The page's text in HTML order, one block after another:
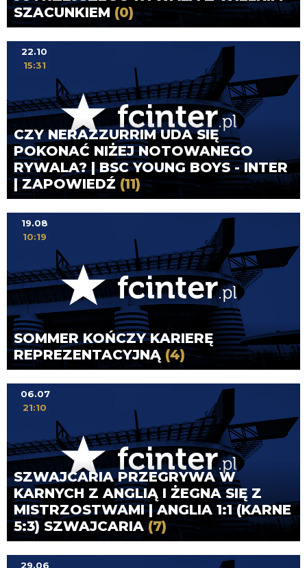
SZACUNKIEM (0)
CZY NERAZZURRIM UDA SIĘ
POKONAĆ NIŻEJ NOTOWANEGO
RYWALA? | BSC YOUNG BOYS - INTER
| ZAPOWIEDŹ (11)
22.10
15:31
SOMMER KOŃCZY KARIERĘ
REPREZENTACYJNĄ (4)
19.08
10:19
SZWAJCARIA PRZEGRYWA W
KARNYCH Z ANGLIĄ I ŻEGNA SIĘ Z
MISTRZOSTWAMI | ANGLIA 1:1 (KARNE
5:3) SZWAJCARIA(7)
06.07
21:10
29.06